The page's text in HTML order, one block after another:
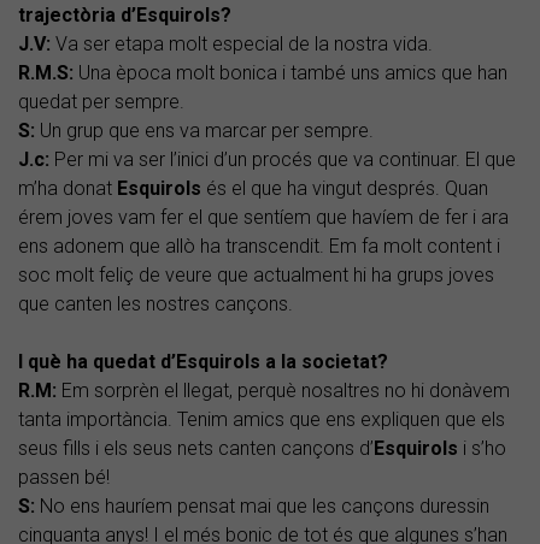
trajectòria d’Esquirols?
J.V: Va ser etapa molt especial de la nostra vida.
R.M.S: Una època molt bonica i també uns amics que han
quedat per sempre.
S: Un grup que ens va marcar per sempre.
J.c: Per mi va ser l’inici d’un procés que va continuar. El que
m’ha donat Esquirols és el que ha vingut després. Quan
érem joves vam fer el que sentíem que havíem de fer i ara
ens adonem que allò ha transcendit. Em fa molt content i
soc molt feliç de veure que actualment hi ha grups joves
que canten les nostres cançons.
I què ha quedat d’Esquirols a la societat?
R.M: Em sorprèn el llegat, perquè nosaltres no hi donàvem
tanta importància. Tenim amics que ens expliquen que els
seus fills i els seus nets canten cançons d’ Esquirols i s’ho
passen bé!
S: No ens hauríem pensat mai que les cançons duressin
cinquanta anys! I el més bonic de tot és que algunes s’han